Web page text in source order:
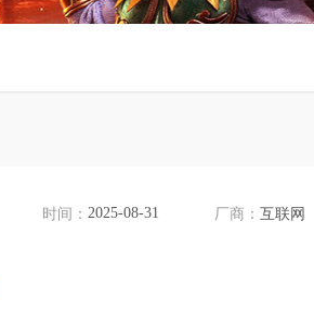
时间： 2025-08-31 厂商： 互联网